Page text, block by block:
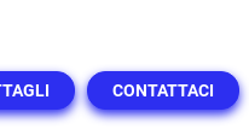
CONTATTACI